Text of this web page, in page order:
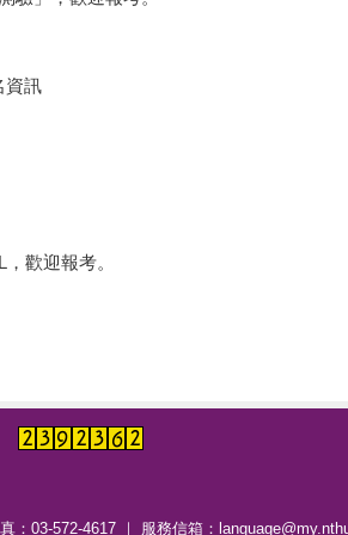
資訊
歡迎報考。
：03-572-4617 ｜ 服務信箱：